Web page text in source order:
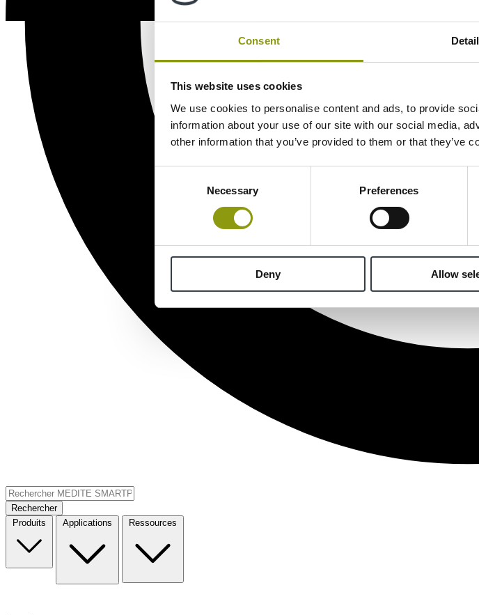
Consent
This website uses cookies
We use cookies to personalise content and ads, to provide
information about your use of our site with our social media,
other information that you’ve provided to them or that they’ve
Necessary Preferences
Deny Allow
Rechercher
Produits
Applications Ressources